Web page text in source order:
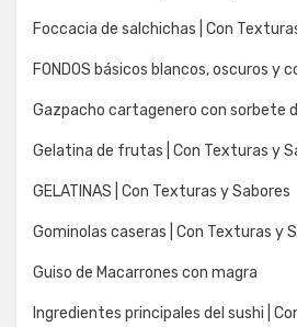
Foccacia de salchichas | Con
FONDOS básicos blancos, oscuros y
Gazpacho cartagenero con sorbete
Gelatina de frutas | Con Texturas y
GELATINAS | Con Texturas y Sabores
Gominolas caseras | Con Texturas y
Guiso de Macarrones con magra
Ingredientes principales del sushi |